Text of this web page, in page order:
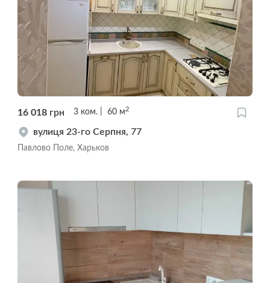
16 018 грн 3 ком. 60 м 2
вулиця 23-го Серпня, 77
Павлово Поле, Харьков